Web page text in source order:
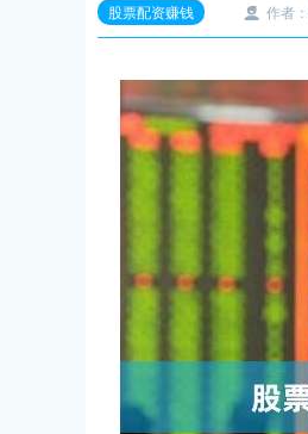
股票配资赚钱 作者